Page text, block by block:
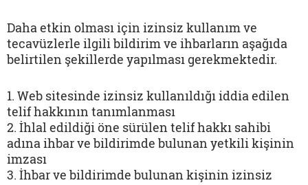
Daha etkin olması için izinsiz kullanım ve
tecavüzlerle ilgili bildirim ve ihbarların aşağıda
belirtilen şekillerde yapılması gerekmektedir.
1. Web sitesinde izinsiz kullanıldığı iddia edilen
telif hakkının tanımlanması
2. İhlal edildiği öne sürülen telif hakkı sahibi
adına ihbar ve bildirimde bulunan yetkili kişinin
imzası
3. İhbar ve bildirimde bulunan kişinin izinsiz